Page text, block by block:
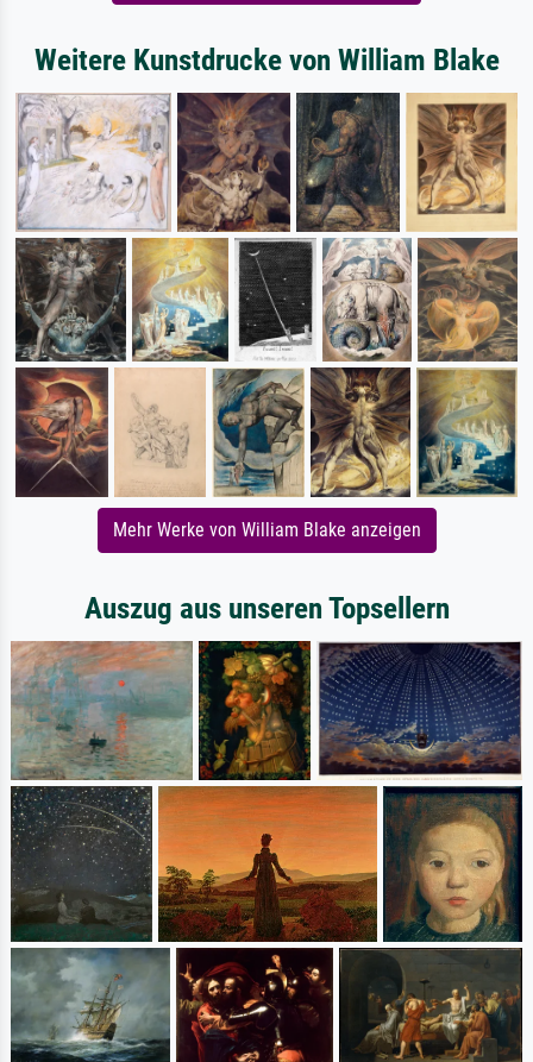
Weitere Kunstdrucke von William Blake
Mehr Werke von William Blake anzeigen
Auszug aus unseren Topsellern